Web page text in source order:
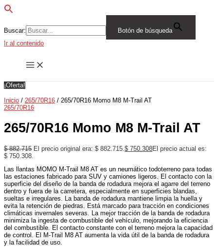
Buscar:
Botón de búsqueda
Ir al contenido
¡Oferta!
Inicio / 265/70R16 / 265/70R16 Momo M8 M-Trail AT
265/70R16
265/70R16 Momo M8 M-Trail AT
$882.715 El precio original era: $ 882.715. $ 750.308El precio actual es:
$ 750.308.
Las llantas MOMO M-Trail M8 AT es un neumático todoterreno para todas
las estaciones fabricado para SUV y camiones ligeros. El contacto con la
superficie del diseño de la banda de rodadura mejora el agarre del terreno
dentro y fuera de la carretera, especialmente en superficies blandas,
sueltas e irregulares. La banda de rodadura mantiene limpia la huella y
evita la retención de piedras. Está marcado para tracción en condiciones
climáticas invernales severas. La mejor tracción de la banda de rodadura
minimiza la ingesta de combustible del vehículo, mejorando la eficiencia
del combustible. El contacto constante con el terreno mejora la capacidad
de control. El M-Trail M8 AT aumenta la vida útil de la banda de rodadura
y la facilidad de uso.